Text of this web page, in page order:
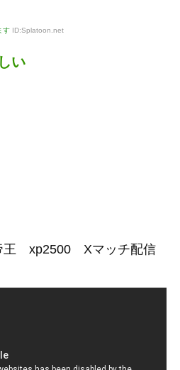
す ID:Splatoon.net
い
王 xp2500 Xマッチ配信